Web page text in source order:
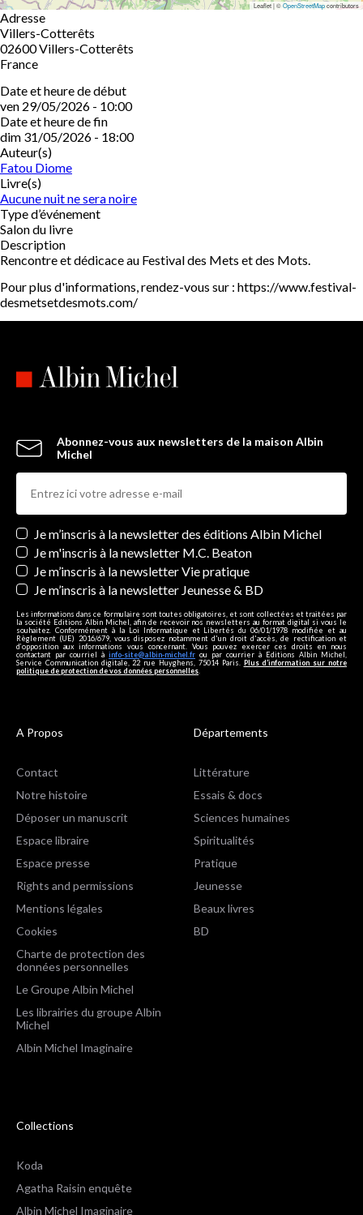
Leaflet | ©OpenStreetMapcontributors
Adresse
Villers-Cotterêts
02600Villers-Cotterêts
France
Date et heure de début
ven 29/05/2026 - 10:00
Date et heure de fin
dim 31/05/2026 - 18:00
Auteur(s)
Fatou Diome
Livre(s)
Aucune nuit ne sera noire
Type d’événement
Salon du livre
Description
Rencontre et dédicace au Festival des Mets et des Mots.
Pour plus d'informations, rendez-vous sur : https://www.festival-
desmetsetdesmots.com/
Abonnez-vous aux newsletters de la maison Albin
Michel
Newsletters
Je m’inscris à la newsletter des éditions Albin Michel
Je m'inscris à la newsletter M.C. Beaton
Je m’inscris à la newsletter Vie pratique
Je m’inscris à la newsletter Jeunesse & BD
Les informations dans ce formulaire sont toutes obligatoires, et sont collectées et traitées par
la société Editions Albin Michel, afin de recevoir nos newsletters au format digital si vous le
souhaitez. Conformément à la Loi Informatique et Libertés du 06/01/1978 modifiée et au
Règlement (UE) 2016/679, vous disposez notamment d'un droit d'accès, de rectification et
d’opposition aux informations vous concernant. Vous pouvez exercer ces droits en nous
contactant par courriel à info-site@albin-michel.fr ou par courrier à Editions Albin Michel,
Service Communication digitale, 22 rue Huyghens, 75014 Paris. Plus d’information sur notre
politique de protection de vos données personnelles
A Propos
Contact
Notre histoire
Déposer un manuscrit
Espace libraire
Espace presse
Rights and permissions
Mentions légales
Cookies
Charte de protection des
données personnelles
Le Groupe Albin Michel
Les librairies du groupe Albin
Michel
Albin Michel Imaginaire
Départements
Littérature
Essais & docs
Sciences humaines
Spiritualités
Pratique
Jeunesse
Beaux livres
BD
Collections
Koda
Agatha Raisin enquête
Albin Michel Imaginaire